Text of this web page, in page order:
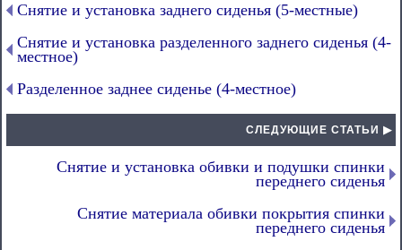
Снятие и установка заднего сиденья (5-местные)
Снятие и установка разделенного заднего сиденья (4-
местное)
Разделенное заднее сиденье (4-местное)
СЛЕДУЮЩИЕ СТАТЬИ ▶
Снятие и установка обивки и подушки спинки
переднего сиденья
Снятие материала обивки покрытия спинки
переднего сиденья